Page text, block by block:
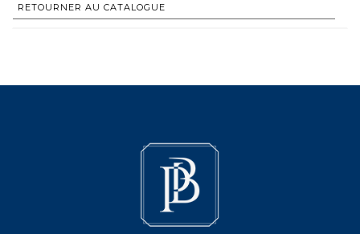
RETOURNER AU CATALOGUE